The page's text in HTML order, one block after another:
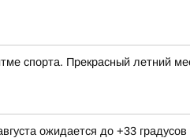
спорта. Прекрасный летний
ожидается до +33